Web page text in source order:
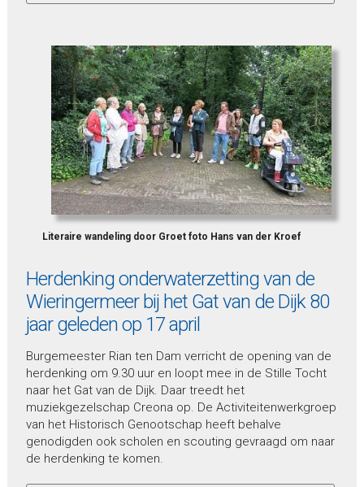
Literaire wandeling door Groet foto Hans van der Kroef
Herdenking onderwaterzetting van de
Wieringermeer bij het Gat van de Dijk 80
jaar geleden op 17 april
Burgemeester Rian ten Dam verricht de opening van de
herdenking om 9.30 uur en loopt mee in de Stille Tocht
naar het Gat van de Dijk. Daar treedt het
muziekgezelschap Creona op. De Activiteitenwerkgroep
van het Historisch Genootschap heeft behalve
genodigden ook scholen en scouting gevraagd om naar
de herdenking te komen.